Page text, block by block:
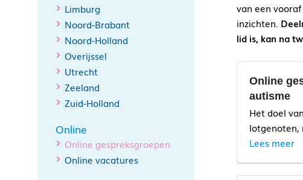
Limburg
Noord-Brabant
Noord-Holland
Overijssel
Utrecht
Zeeland
Zuid-Holland
Online
Online gespreksgroepen
Online vacatures
van een
inzichten.
lid is, kan na
Online
autisme
Het doel
lotgenoten,
Lees meer